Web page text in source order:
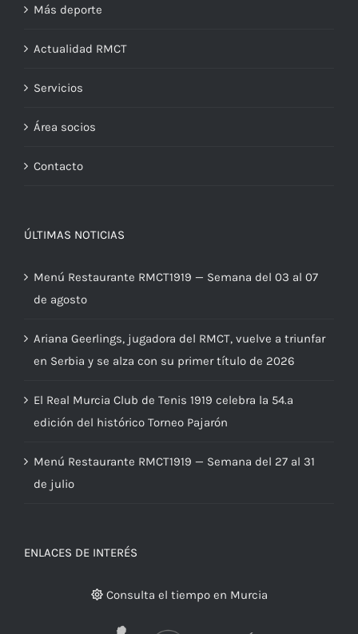
Más deporte
Actualidad RMCT
Servicios
Área socios
Contacto
ÚLTIMAS NOTICIAS
Menú Restaurante RMCT1919 — Semana del 03 al 07
de agosto
Ariana Geerlings, jugadora del RMCT, vuelve a triunfar
en Serbia y se alza con su primer título de 2026
El Real Murcia Club de Tenis 1919 celebra la 54.ª
edición del histórico Torneo Pajarón
Menú Restaurante RMCT1919 — Semana del 27 al 31
de julio
ENLACES DE INTERÉS
Consulta el tiempo en Murcia